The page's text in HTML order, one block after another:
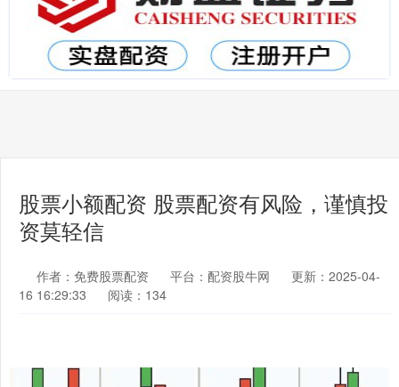
股票小额配资 股票配资有风险，谨慎投
资莫轻信
作者：免费股票配资 平台：配资股牛网
更新：2025-04-
16 16:29:33
阅读：134